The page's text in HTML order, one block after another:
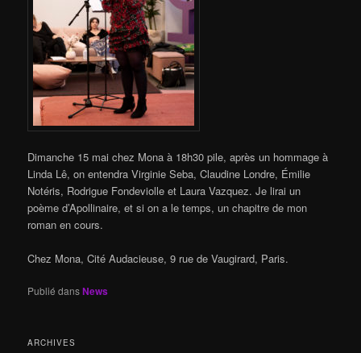
Dimanche 15 mai chez Mona à 18h30 pile, après un hommage à
Linda Lê, on entendra Virginie Seba, Claudine Londre, Émilie
Notéris, Rodrigue Fondeviolle et Laura Vazquez. Je lirai un
poème d’Apollinaire, et si on a le temps, un chapitre de mon
roman en cours.
Chez Mona, Cité Audacieuse, 9 rue de Vaugirard, Paris.
Publié dansNews
ARCHIVES